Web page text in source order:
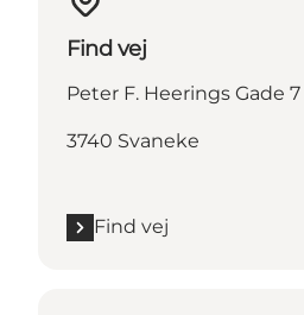
Find vej
Peter F. Heerings Gade 7
3740 Svaneke
Find vej